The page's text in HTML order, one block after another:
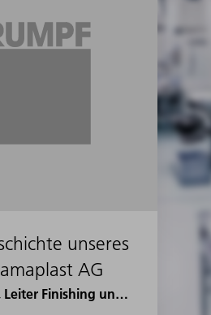
unseres
AG
Stefan Schär, Leiter Finishing und Logistik Samaplast AG